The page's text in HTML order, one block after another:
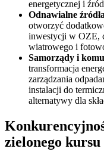
energetycznej i
Odnawialne
otworzyć
inwestycji w OZE,
wiatrowego i
Samorządy i
transformacja
zarządzania
instalacji do
alternatywy dla
zielonego kursu